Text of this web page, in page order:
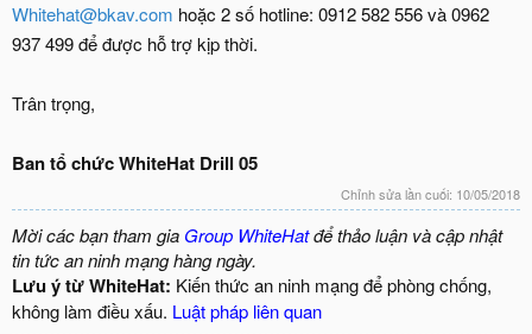
Whitehat@bkav.com hoặc 2 số hotline: 0912 582 556 và 0962
937 499 để được hỗ trợ kịp thời.
Trân trọng,
Ban tổ chức WhiteHat Drill 05
Chỉnh sửa lần cuối: 10/05/2018
Mời các bạn tham gia Group WhiteHatđể thảo luận và cập nhật
tin tức an ninh mạng hàng ngày.
Lưu ý từ WhiteHat: Kiến thức an ninh mạng để phòng chống,
không làm điều xấu. Luật pháp liên quan